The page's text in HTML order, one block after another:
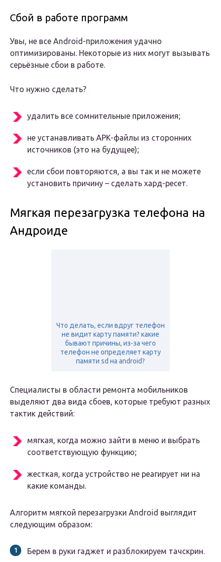
Сбой в работе программ
Увы, не все Android-приложения удачно
оптимизированы. Некоторые из них могут вызывать
серьёзные сбои в работе.
Что нужно сделать?
удалить все сомнительные приложения;
не устанавливать APK-файлы из сторонних
источников (это на будущее);
если сбои повторяются, а вы так и не можете
установить причину – сделать хард-ресет.
Мягкая перезагрузка телефона на
Андроиде
Что делать, если вдруг телефон
не видит карту памяти? какие
бывают причины, из-за чего
телефон не определяет карту
памяти sd на android?
Специалисты в области ремонта мобильников
выделяют два вида сбоев, которые требуют разных
тактик действий:
мягкая, когда можно зайти в меню и выбрать
соответствующую функцию;
жесткая, когда устройство не реагирует ни на
какие команды.
Алгоритм мягкой перезагрузки Android выглядит
следующим образом:
Берем в руки гаджет и разблокируем тачскрин.